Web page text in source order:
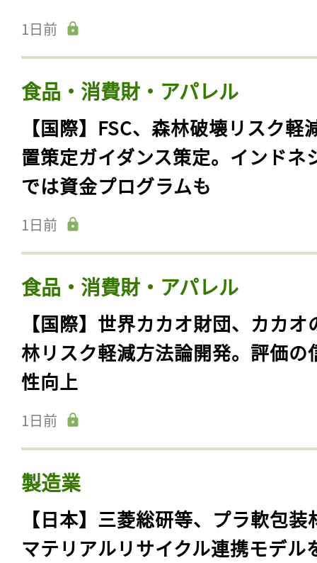
1日前
食品・消費財・アパレル
【国際】FSC、森林破壊リスク軽
置策定ガイダンス策定。インドネ
では資金プログラムも
1日前
食品・消費財・アパレル
【国際】世界カカオ財団、カカオ
林リスク軽減方法論開発。評価の
性向上
1日前
製造業
【日本】三菱総研等、プラ軟包装
マテリアルリサイクル連携モデル